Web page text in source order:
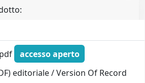
accesso aperto
editoriale / Version Of Record